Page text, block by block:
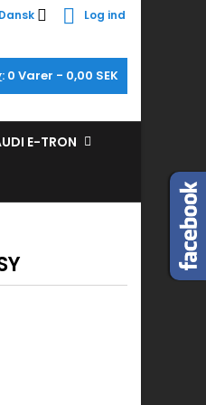
 Log ind
Dansk 
0 Varer - 0,00 SEK
E-TRON